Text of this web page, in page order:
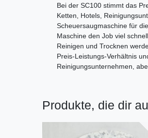
Bei der SC100 stimmt das
Ketten, Hotels,
Scheuersaugmaschine für
Maschine den Job viel
Reinigen und Trocknen
Preis-Leistungs-Verhältnis
Reinigungsunternehmen,
Produkte, die dir